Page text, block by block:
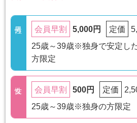
会員早割 5,000円 定価
25歳～39歳※独身で安定し
方限定
会員早割 500円 定価
25歳～39歳※独身の方限定